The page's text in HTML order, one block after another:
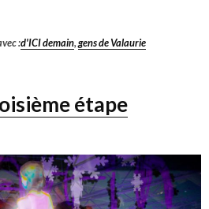
:d'ICI demain,gens de Valaurie
étape